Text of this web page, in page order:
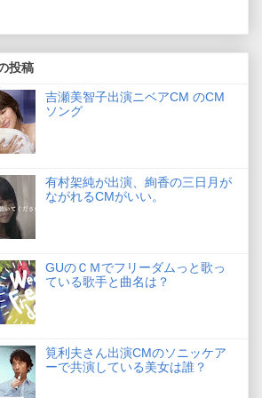
投稿
吉瀬美智子出演ニベアCM のCM
ソング
有村架純が出演、絢香の三日月が
ながれるCMがいい。
GUのＣＭでフリーダムっと歌っ
ている歌手と曲名は？
筧利夫さん出演CMのソニッケア
ーで共演している美女は誰？